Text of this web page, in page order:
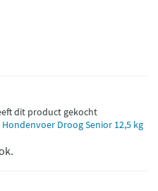
dit product gekocht
Hondenvoer Droog Senior 12,5 kg